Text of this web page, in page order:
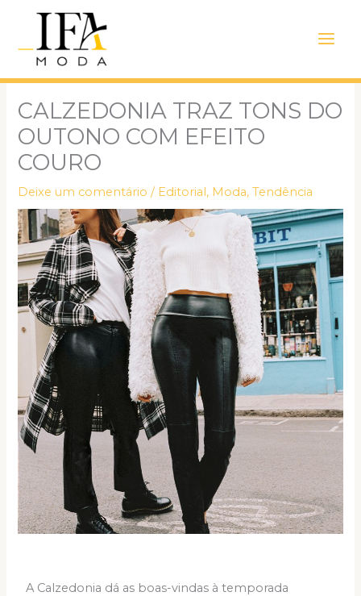
conteúdo
Menu
CALZEDONIA TRAZ TONS DO
OUTONO COM EFEITO
COURO
Deixe um comentário / Editorial, Moda,Tendência
A Calzedonia dá as boas-vindas à temporada